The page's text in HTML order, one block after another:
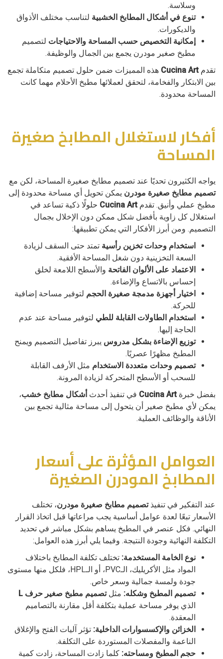
وسلاسة.
تنوع في أشكال المطابخ الخشبية لتناسب مختلف الأذواق
والديكورات.
إمكانية التخصيص حسب المساحة والاحتياجات لتصميم
مطبخ صغير مودرن يجمع بين الجمال والوظيفة.
تقدم Cucina Art هذه المميزات ضمن حلول تصميم متكاملة تجمع
بين الابتكار والفخامة، لتحقق لعملائها مطبخ الأحلام مهما كانت
المساحة محدودة.
أفكار لاستغلال المطابخ صغيرة
المساحة
يواجه الكثيرون تحديًا عند تصميم مطابخ صغيرة المساحة، لكن مع
تصميم مطابخ صغيرة مودرن يمكن تحويل أي مساحة محدودة إلى
مطبخ عملي وأنيق. تقدم Cucina Art حلولًا ذكية تساعد في
استغلال كل زاوية بأفضل شكل ممكن دون الإخلال بجمال
التصميم. ومن أبرز الأفكار التي يمكن تطبيقها:
استخدام وحدات تخزين رأسية تمتد حتى السقف لزيادة
السعة التخزينية دون شغل المساحة الأفقية.
الاعتماد على الألوان الفاتحة والأسطح اللامعة لخلق
إحساس بالاتساع والإضاءة.
اختيار أجهزة مدمجة صغيرة الحجم لتوفير مساحة إضافية
للحركة.
استخدام الطاولات القابلة للطي لتوفير مساحة عند عدم
الحاجة إليها.
توزيع الإضاءة بشكل مدروس يبرز تفاصيل التصميم ويمنح
المطبخ مظهرًا عصريًا.
تصميم وحدات متعددة الاستخدام مثل الأرفف القابلة
للسحب أو الأسطح المتحركة لزيادة المرونة.
بفضل خبرة Cucina Art في تنفيذ أحدث أشكال مطابخ خشب،
يمكن لأي مطبخ صغير أن يتحول إلى مساحة مثالية تجمع بين
الأناقة والوظائف العملية.
العوامل المؤثرة على أسعار
المطابخ المودرن الصغيرة
عند التفكير في تنفيذتصميم مطابخ صغيرة مودرن، تختلف
الأسعار تبعًا لعدة عوامل أساسية يجب مراعاتها قبل اتخاذ القرار
النهائي. فكل عنصر في المطبخ يساهم بشكل مباشر في تحديد
التكلفة النهائية وجودة النتيجة. وفيما يلي أبرز هذه العوامل:
نوع الخامة المستخدمة: تختلف تكلفة المطابخ باختلاف
المواد مثل الأكريليك، الـPVC، أو الـHPL، فلكل منها مستوى
جودة ولمسة جمالية وسعر خاص.
تصميم المطبخ وشكله: مثلتصميم مطبخ صغير حرف L
الذي يوفر مساحة عملية بتكلفة أقل مقارنة بالتصاميم
المعقدة.
الخزائن والإكسسوارات الداخلية: تؤثر آليات الفتح والإغلاق
الناعمة والمفصلات المستوردة على التكلفة.
حجم المطبخ ومساحته: كلما زادت المساحة، زادت كمية